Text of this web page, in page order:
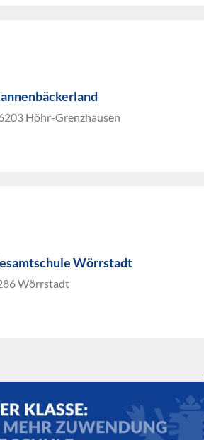
Höhr-Grenzhausen
Wörrstadt
Wörrstadt